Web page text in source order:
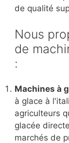
de qualité
Nous
de
:
Machines à
à glace à
agriculteurs
glacée
marchés de